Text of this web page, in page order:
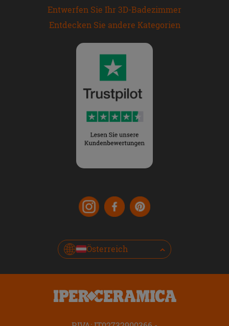
Entwerfen Sie Ihr 3D-Badezimmer
Entdecken Sie andere Kategorien
Österreich